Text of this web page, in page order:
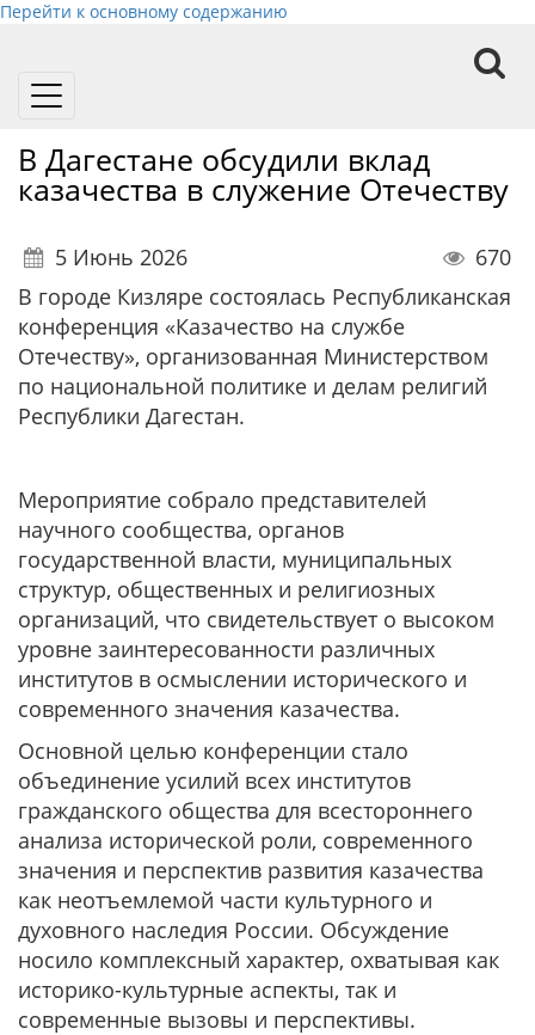
Перейти к основному содержанию
Toggle
В Дагестане обсудили вклад
казачества в служение Отечеству
5 Июнь 2026
670
В городе Кизляре состоялась Республиканская
конференция «Казачество на службе
Отечеству», организованная Министерством
по национальной политике и делам религий
Республики Дагестан.
Мероприятие собрало представителей
научного сообщества, органов
государственной власти, муниципальных
структур, общественных и религиозных
организаций, что свидетельствует о высоком
уровне заинтересованности различных
институтов в осмыслении исторического и
современного значения казачества.
Основной целью конференции стало
объединение усилий всех институтов
гражданского общества для всестороннего
анализа исторической роли, современного
значения и перспектив развития казачества
как неотъемлемой части культурного и
духовного наследия России. Обсуждение
носило комплексный характер, охватывая как
историко-культурные аспекты, так и
современные вызовы и перспективы.